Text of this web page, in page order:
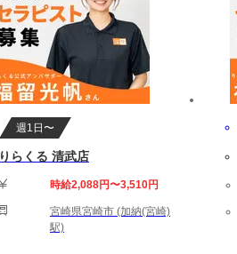
週1日〜
りらくる 清武店
時給2,088円〜3,510円
宮崎県宮崎市 (加納(宮崎)
駅)